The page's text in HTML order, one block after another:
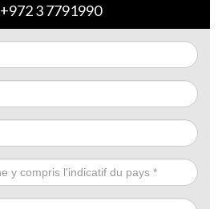
+972 3 7791990